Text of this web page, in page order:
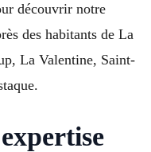
découvrir notre
des habitants de La
La Valentine, Saint-